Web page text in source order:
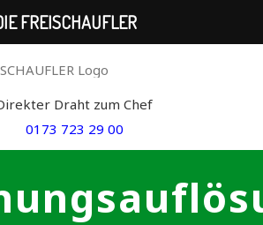
Draht zum Chef
0173 723 29 00
FREISCHAUFLER